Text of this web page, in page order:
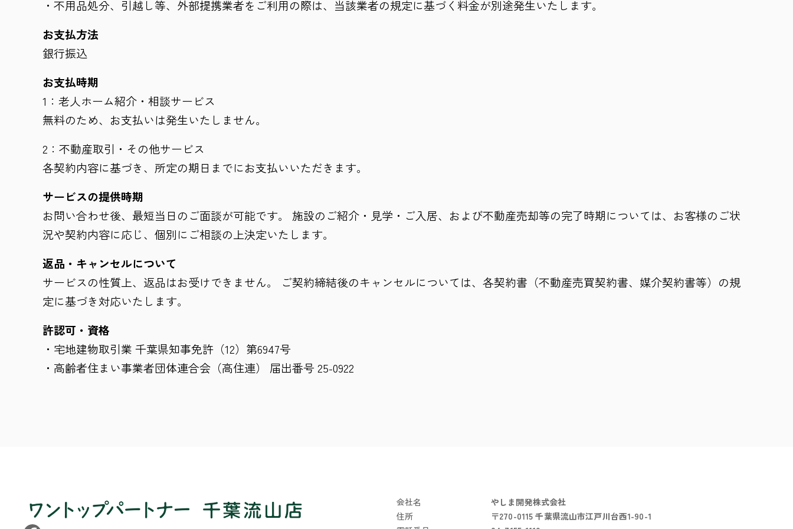
・不用品処分、引越し等、外部提携業者をご利用の際は、当該業者の規定に基づく料金が別途発生いたします。
お支払方法
銀行振込
お支払時期
1：老人ホーム紹介・相談サービス
無料のため、お支払いは発生いたしません。
2：不動産取引・その他サービス
各契約内容に基づき、所定の期日までにお支払いいただきます。
サービスの提供時期
お問い合わせ後、最短当日のご面談が可能です。 施設のご紹介・見学・ご入居、および不動産売却等の完了時期については、お客様のご状
況や契約内容に応じ、個別にご相談の上決定いたします。
返品・キャンセルについて
サービスの性質上、返品はお受けできません。 ご契約締結後のキャンセルについては、各契約書（不動産売買契約書、媒介契約書等）の規
定に基づき対応いたします。
許認可・資格
・宅地建物取引業 千葉県知事免許（12）第6947号
・高齢者住まい事業者団体連合会（高住連） 届出番号 25-0922
会社名
やしま開発株式会社
住所
〒270-0115 千葉県流山市江戸川台西1-90-1